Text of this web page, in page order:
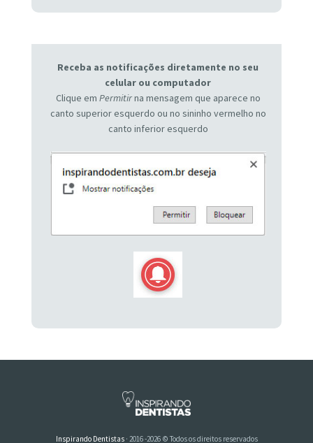
Receba as notificações diretamente no seu
celular ou computador
Clique em Permitirna mensagem que aparece no
canto superior esquerdo ou no sininho vermelho no
canto inferior esquerdo
Inspirando Dentistas· 2016 -2026 © Todos os direitos reservados